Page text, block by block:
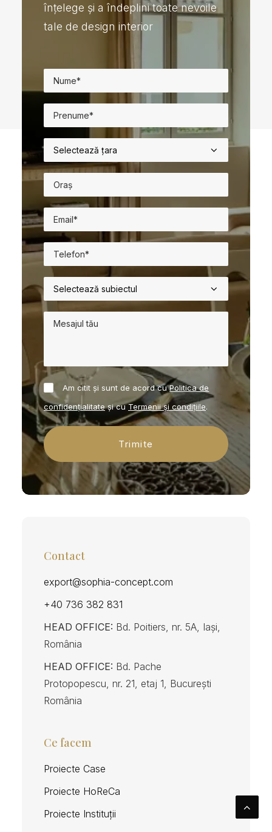
înțelege și a îndeplini toate nevoile
tale de design interior
Am citit și sunt de acord cuPolitica de
confidențialitateși cuTermenii și condițiile.
Contact
export@sophia-concept.com
+40 736 382 831
HEAD OFFICE: Bd. Poitiers, nr. 5A, Iași,
România
HEAD OFFICE: Bd. Pache
Protopopescu, nr. 21, etaj 1, București
România
Ce facem
Proiecte Case
Proiecte HoReCa
Proiecte Instituții